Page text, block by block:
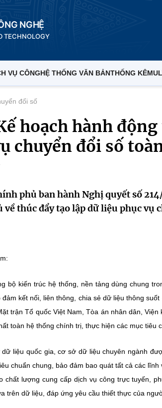
NGHỆ
TECHNOLOGY
VỤ CÔNGHỆ THỐNG VĂN BẢNTHỐNG KÊ
đổi số
hoạch hành
chuyển đổi số
phủ ban hành Nghị quyết số
về thúc đẩy tạo lập dữ liệu phục vụ
bộ kiến trúc hệ thống, nền tảng dùng chung
kết nối, liên thông, chia sẻ dữ liệu thông
trận Tổ quốc Việt Nam, Tòa án nhân dân,
toàn hệ thống chính trị, thực hiện các mục tiêu
liệu quốc gia, cơ sở dữ liệu chuyên ngành
chuẩn chung, bảo đảm bao quát tất cả các
chất lượng cung cấp dịch vụ công trực tuyến,
trên dữ liệu, đáp ứng yêu cầu thiết thực của